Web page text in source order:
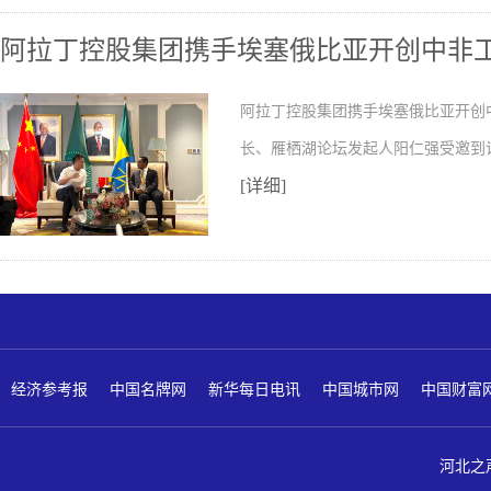
阿拉丁控股集团携手埃塞俄比亚开创中非
阿拉丁控股集团携手埃塞俄比亚开
长、雁栖湖论坛发起人阳仁强受邀
[详细]
经济参考报 中国名牌网 新华每日电讯 中国城市网 中国财富
河北之